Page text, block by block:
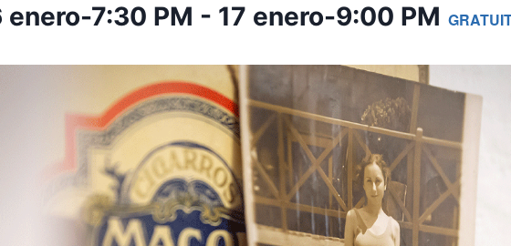
enero-7:30 PM - 17 enero-9:00 PM